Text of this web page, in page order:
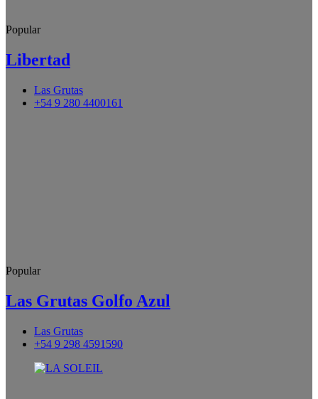
Popular
Libertad
Las Grutas
+54 9 280 4400161
Popular
Las Grutas Golfo Azul
Las Grutas
+54 9 298 4591590